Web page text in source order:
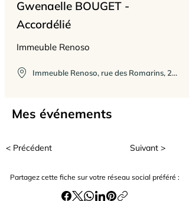
Gwenaelle BOUGET -
Accordélié
Immeuble Renoso
Immeuble Renoso, rue des Romarins, 20090 Ajaccio, France
Mes événements
< Précédent Suivant >
Partagez cette fiche sur votre réseau social préféré :